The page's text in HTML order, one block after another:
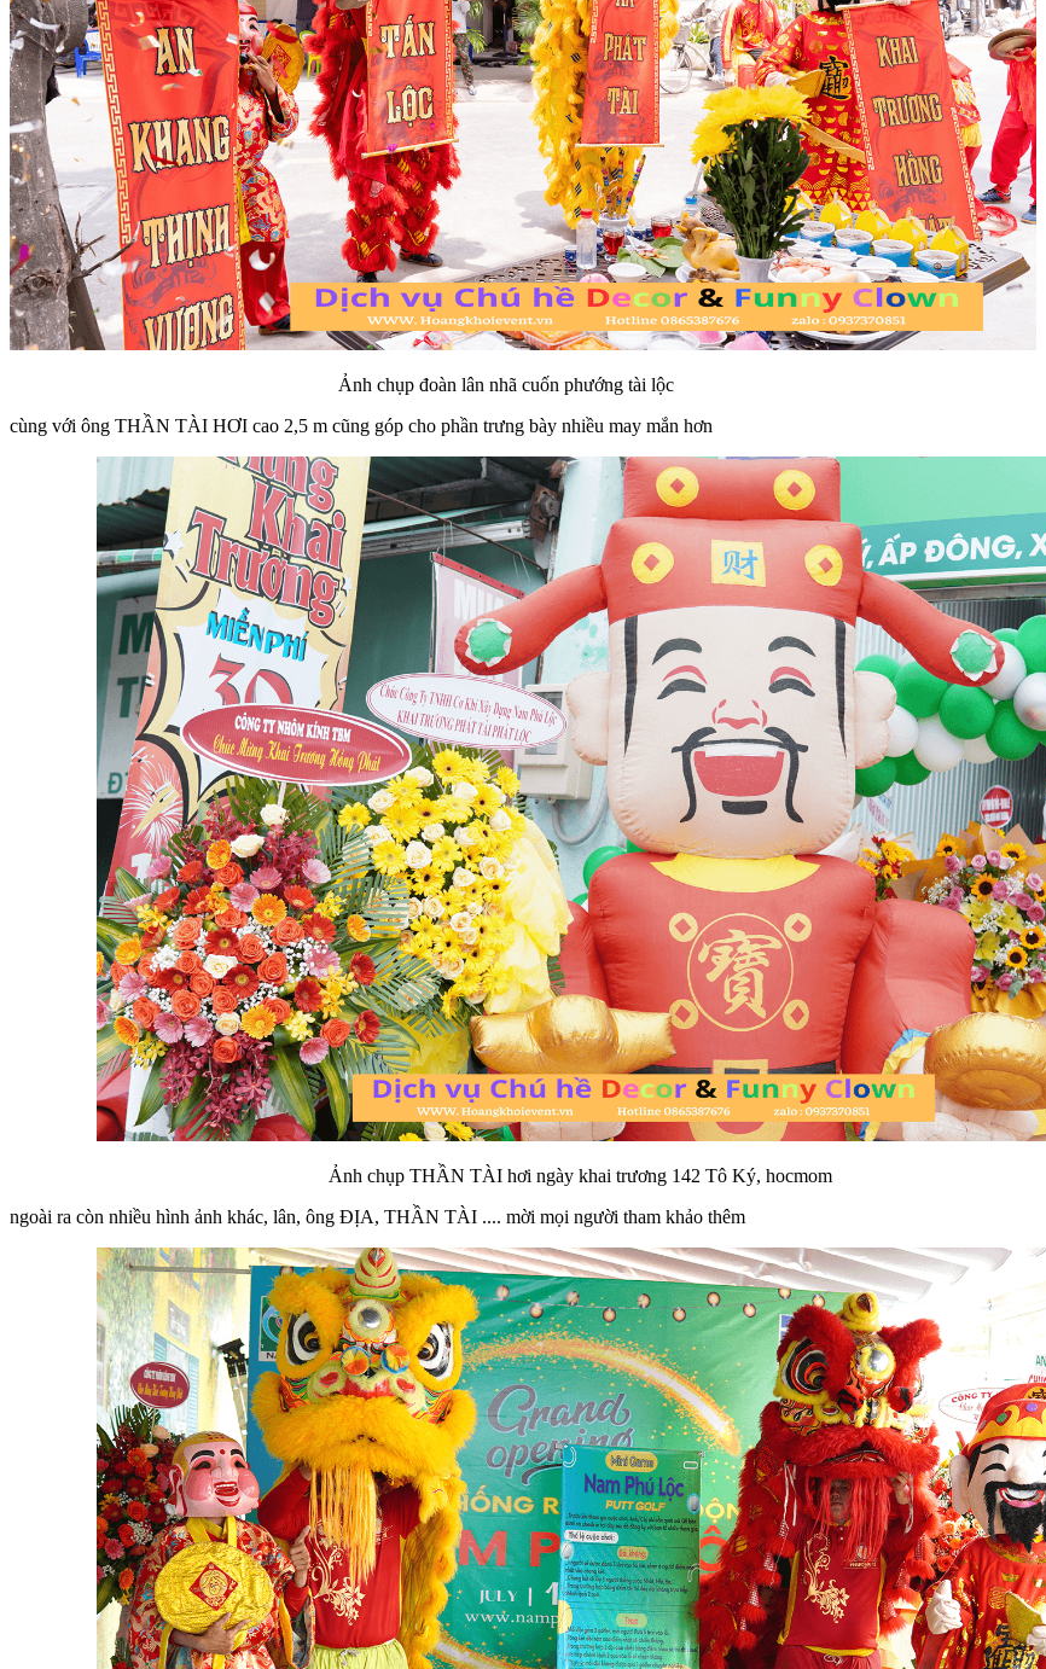
Ảnh chụp đoàn lân nhã cuốn phướng tài lộc
cùng với ông THẦN TÀI HƠI cao 2,5 m cũng góp cho phần trưng bày nhiều may mắn hơn
Ảnh chụp THẦN TÀI hơi ngày khai trương 142 Tô Ký, hocmom
ngoài ra còn nhiều hình ảnh khác, lân, ông ĐỊA, THẦN TÀI .... mời mọi người tham khảo thêm